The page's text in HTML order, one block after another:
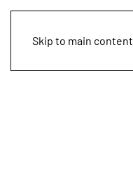
Skip to main content